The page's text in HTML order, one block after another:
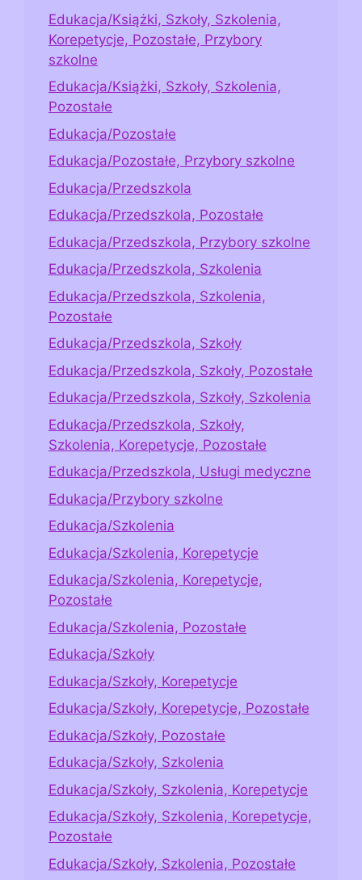
Edukacja/Książki, Szkoły, Szkolenia,
Korepetycje, Pozostałe, Przybory
szkolne
Edukacja/Książki, Szkoły, Szkolenia,
Pozostałe
Edukacja/Pozostałe
Edukacja/Pozostałe, Przybory szkolne
Edukacja/Przedszkola
Edukacja/Przedszkola, Pozostałe
Edukacja/Przedszkola, Przybory szkolne
Edukacja/Przedszkola, Szkolenia
Edukacja/Przedszkola, Szkolenia,
Pozostałe
Edukacja/Przedszkola, Szkoły
Edukacja/Przedszkola, Szkoły, Pozostałe
Edukacja/Przedszkola, Szkoły, Szkolenia
Edukacja/Przedszkola, Szkoły,
Szkolenia, Korepetycje, Pozostałe
Edukacja/Przedszkola, Usługi medyczne
Edukacja/Przybory szkolne
Edukacja/Szkolenia
Edukacja/Szkolenia, Korepetycje
Edukacja/Szkolenia, Korepetycje,
Pozostałe
Edukacja/Szkolenia, Pozostałe
Edukacja/Szkoły
Edukacja/Szkoły, Korepetycje
Edukacja/Szkoły, Korepetycje, Pozostałe
Edukacja/Szkoły, Pozostałe
Edukacja/Szkoły, Szkolenia
Edukacja/Szkoły, Szkolenia, Korepetycje
Edukacja/Szkoły, Szkolenia, Korepetycje,
Pozostałe
Edukacja/Szkoły, Szkolenia, Pozostałe